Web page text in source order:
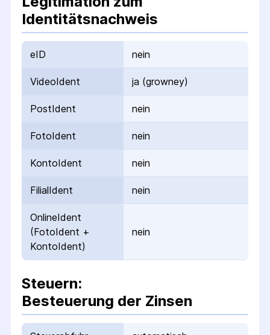
Identitätsnachweis
eID nein
VideoIdent ja (growney)
PostIdent nein
FotoIdent nein
KontoIdent nein
FilialIdent nein
OnlineIdent
(FotoIdent +
KontoIdent)
nein
Steuern:
Besteuerung der Zinsen